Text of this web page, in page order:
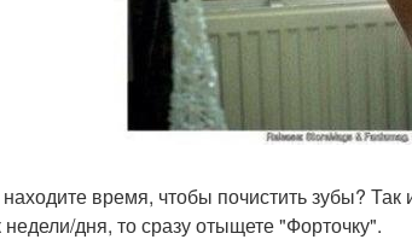
время, чтобы почистить зубы?
дня, то сразу отыщете "Форточку".